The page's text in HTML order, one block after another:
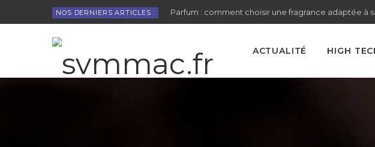
NOS DERNIERS ARTICLES : Parfum : comment choisir une fragrance adaptée à
ACTUALITÉ HIGH